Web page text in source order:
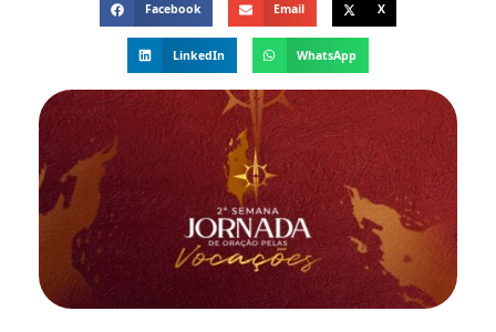
Facebook Email X
LinkedIn WhatsApp